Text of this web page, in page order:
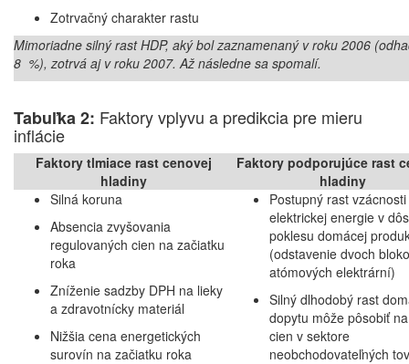
Zotrvačný charakter rastu
Mimoriadne silný rast HDP, aký bol zaznamenaný v roku 2006
8 %), zotrvá aj v roku 2007. Až následne sa spomalí.
Tabuľka 2: Faktory vplyvu a predikcia pre mieru
inflácie
Faktory tlmiace rast cenovej
hladiny
Faktory podporujúce rast
hladiny
Silná koruna
Absencia zvyšovania
regulovaných cien na začiatku
roka
Zníženie sadzby DPH na lieky
a zdravotnícky materiál
Nižšia cena energetických
surovín na začiatku roka
Postupný rast vzácnosti
elektrickej energie v
poklesu domácej
(odstavenie dvoch
atómových elektrární)
Silný dlhodobý rast
dopytu môže pôsobiť
cien v sektore
neobchodovateľných